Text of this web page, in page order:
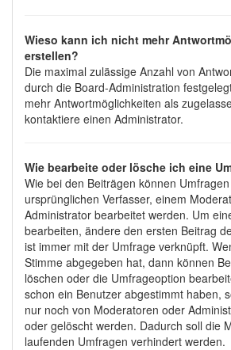
Wieso kann ich nicht mehr
erstellen?
Die maximal zulässige Anzahl von
durch die Board-Administration
mehr Antwortmöglichkeiten als
kontaktiere einen Administrator.
Wie bearbeite oder lösche ich eine
Wie bei den Beiträgen können
ursprünglichen Verfasser, einem
Administrator bearbeitet werden. Um
bearbeiten, ändere den ersten Beitrag
ist immer mit der Umfrage verknüpft.
Stimme abgegeben hat, dann können
löschen oder die Umfrageoption
schon ein Benutzer abgestimmt haben,
nur noch von Moderatoren oder
oder gelöscht werden. Dadurch soll die
laufenden Umfragen verhindert werden.